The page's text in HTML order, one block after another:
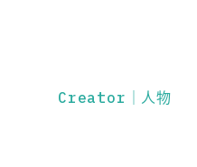
Creator｜人物